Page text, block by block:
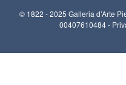
© 1822 - 2025 Galleria d’Arte
00407610484 -